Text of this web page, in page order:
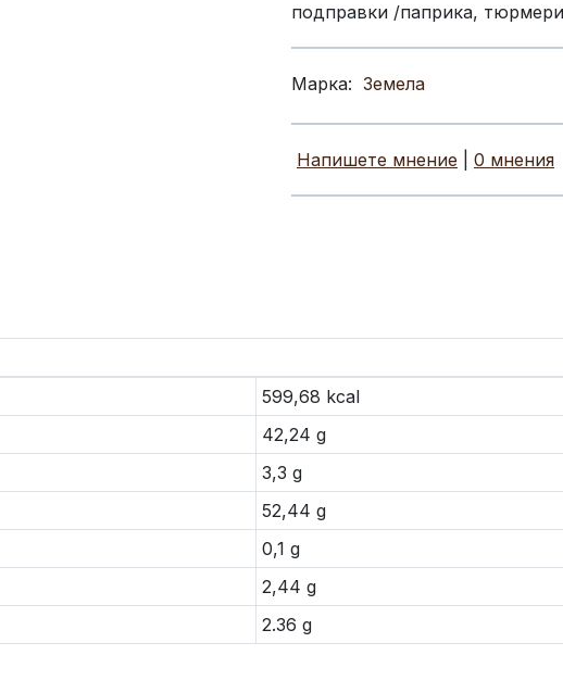
подправки /паприка,
Марка: Земела
Напишете мнение 0 мнения
599,68 kcal
42,24 g
3,3 g
52,44 g
0,1 g
2,44 g
2.36 g